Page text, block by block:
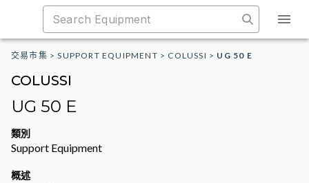
交易市集 >SUPPORT EQUIPMENT > COLUSSI > UG 50 E
COLUSSI
UG 50 E
類別
Support Equipment
概述